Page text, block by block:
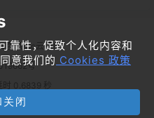
机？
14:15:47
04:12:11
梦飞idc云平台
号
时 0.6839 秒
靠性，促致个人化内容和
意我们的 Cookies 政策
关闭